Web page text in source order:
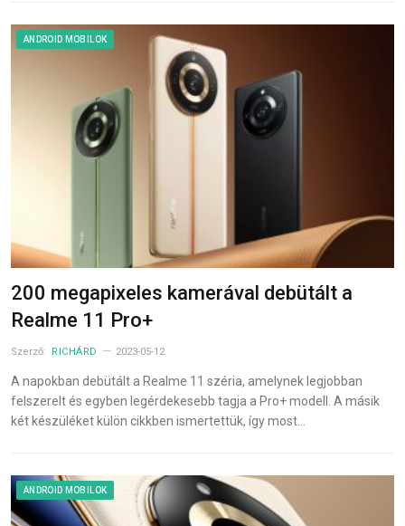
ANDROID MOBILOK
200 megapixeles kamerával debütált a
Realme 11 Pro+
Szerző: RICHÁRD 2023-05-12
A napokban debütált a Realme 11 széria, amelynek legjobban
felszerelt és egyben legérdekesebb tagja a Pro+ modell. A másik
két készüléket külön cikkben ismertettük, így most…
ANDROID MOBILOK